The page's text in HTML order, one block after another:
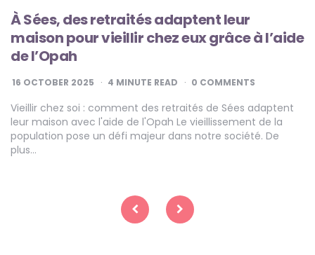
À Sées, des retraités adaptent leur
maison pour vieillir chez eux grâce à l’aide
de l’Opah
16 OCTOBER 2025 4 MINUTE READ 0 COMMENTS
Vieillir chez soi : comment des retraités de Sées adaptent
leur maison avec l'aide de l'Opah Le vieillissement de la
population pose un défi majeur dans notre société. De
plus…
pagination